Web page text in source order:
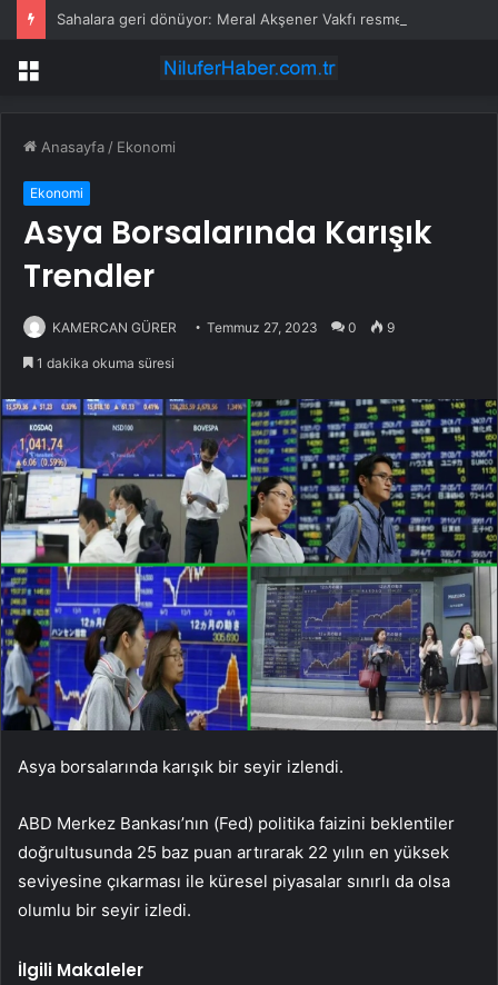
Menü
Anasayfa / Ekonomi
Ekonomi
Asya Borsalarında Karışık
Trendler
KAMERCAN GÜRER Temmuz 27, 2023 0 9
1 dakika okuma süresi
Asya borsalarında karışık bir seyir izlendi.
ABD Merkez Bankası’nın (Fed) politika faizini beklentiler
doğrultusunda 25 baz puan artırarak 22 yılın en yüksek
seviyesine çıkarması ile küresel piyasalar sınırlı da olsa
olumlu bir seyir izledi.
İlgili Makaleler